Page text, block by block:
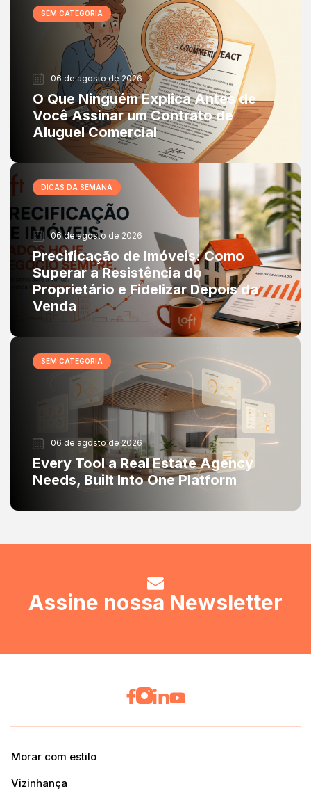
SEM CATEGORIA
06 de agosto de 2026
O Que Ninguém Explica Antes de
Você Assinar um Contrato de
Aluguel Comercial
DICAS DA SEMANA
06 de agosto de 2026
Precificação de Imóveis: Como
Superar a Resistência do
Proprietário e Fidelizar Depois da
Venda
SEM CATEGORIA
06 de agosto de 2026
Every Tool a Real Estate Agency
Needs, Built Into One Platform
Assine nossa Newsletter
Morar com estilo
Vizinhança